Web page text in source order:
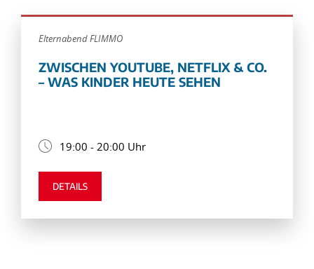
Elternabend FLIMMO
ZWISCHEN YOUTUBE, NETFLIX & CO.
– WAS KINDER HEUTE SEHEN
19:00 - 20:00 Uhr
DETAILS